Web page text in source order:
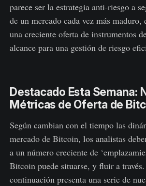
parece ser la estrategia anti-riesgo a
de un mercado cada vez más maduro,
una creciente oferta de instrumentos
alcance para una gestión de riesgo
Destacado Esta Semana:
Métricas de Oferta de
Según cambian con el tiempo las
mercado de Bitcoin, los analistas
a un número creciente de
Bitcoin puede situarse, y fluir a
continuación presenta una serie de